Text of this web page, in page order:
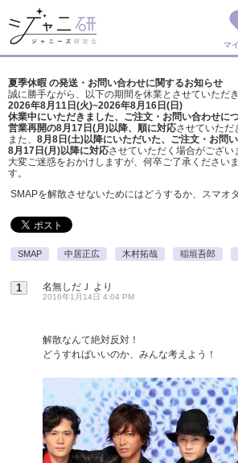
マ
夏季休暇 の発送・お問い合わせに関するお知らせ
誠に勝手ながら、以下の期間を休業とさせていただき
2026年8月11日(火)~2026年8月16日(日)
休業中にいただきました、ご注文・お問い合わせにつ
営業再開の8月17日(月)以降、順に対応させていただ
また、 8月8日(土)以降にいただいた、ご注文・ お問
8月17日(月)以降に対応させていただく場合がござい
大変ご迷惑をおかけしますが、 何卒ご了承ください
す。
SMAPを解散させないためにはどうするか、スマオ
SMAP 中居正広 木村拓哉 稲垣吾郎
1 名無しだＪ より
2016年1月14日 4:04 PM
解散なんて絶対反対！
どうすればいいのか、みんな考えよう！